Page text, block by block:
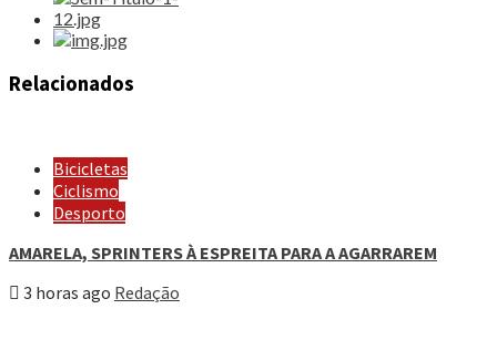
Relacionados
Bicicletas
Ciclismo
Desporto
AMARELA, SPRINTERS À ESPREITA PARA A AGARRAREM
3 horas ago Redação